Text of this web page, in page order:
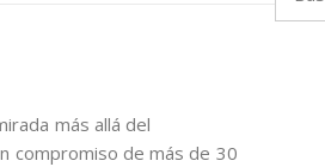
más allá del
compromiso de más de 30